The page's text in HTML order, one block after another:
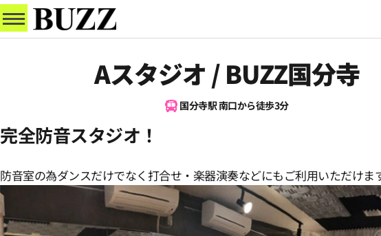
Aスタジオ / BUZZ国分寺
国分寺駅 南口から徒歩3分
完全防音スタジオ！
防音室の為ダンスだけでなく打合せ・楽器演奏などにもご利用いただけま